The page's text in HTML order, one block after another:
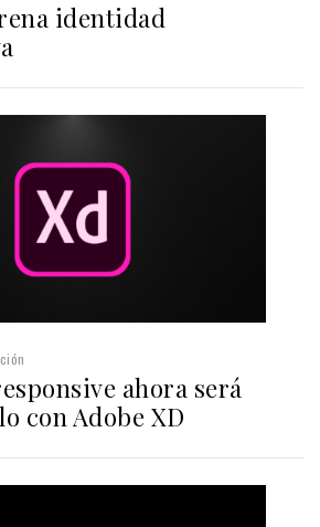
identidad
ahora será
con Adobe XD